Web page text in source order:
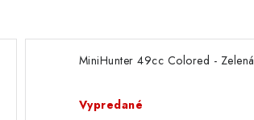
MiniHunter 49cc Colored - Zelená
Vypredané